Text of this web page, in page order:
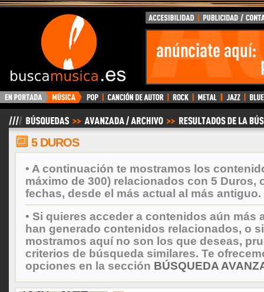
BuscaMusica.es
5 DUROS
• A continuación te mostramos los
máximo de 300) relacionados con 5 Duros,
fechas, desde el más actual al más antiguo.
• Si quieres acceder a contenidos aún más
han generado contenidos relacionados, o
mostramos aquí no son los que deseas,
criterios de búsqueda similares. Te
opciones en la sección BÚSQUEDA